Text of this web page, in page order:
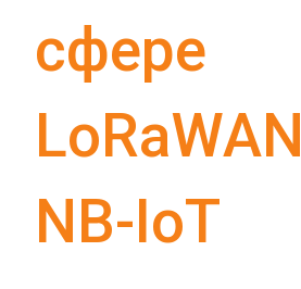
сфере
NB-IoT